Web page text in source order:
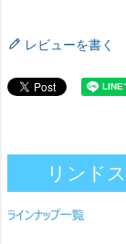
レビューを書く
リンド